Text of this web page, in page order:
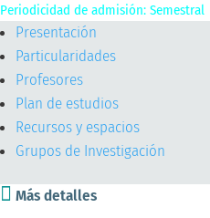
Periodicidad de admisión: Semestral
Presentación
Particularidades
Profesores
Plan de estudios
Recursos y espacios
Grupos de Investigación
 Más detalles